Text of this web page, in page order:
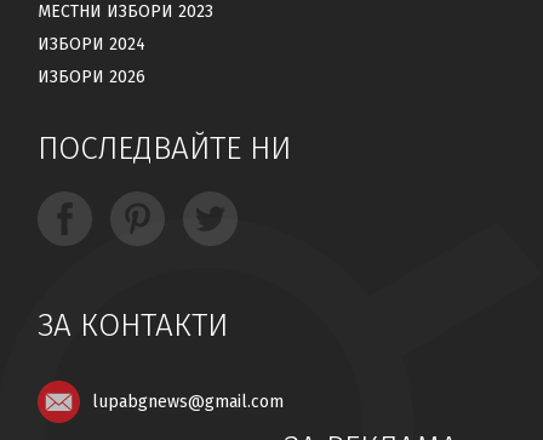
МЕСТНИ ИЗБОРИ 2023
ИЗБОРИ 2024
ИЗБОРИ 2026
ПОСЛЕДВАЙТЕ НИ
ЗА КОНТАКТИ
lupabgnews@gmail.com